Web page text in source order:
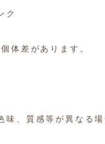
ク
体差があります。
味、質感等が異なる